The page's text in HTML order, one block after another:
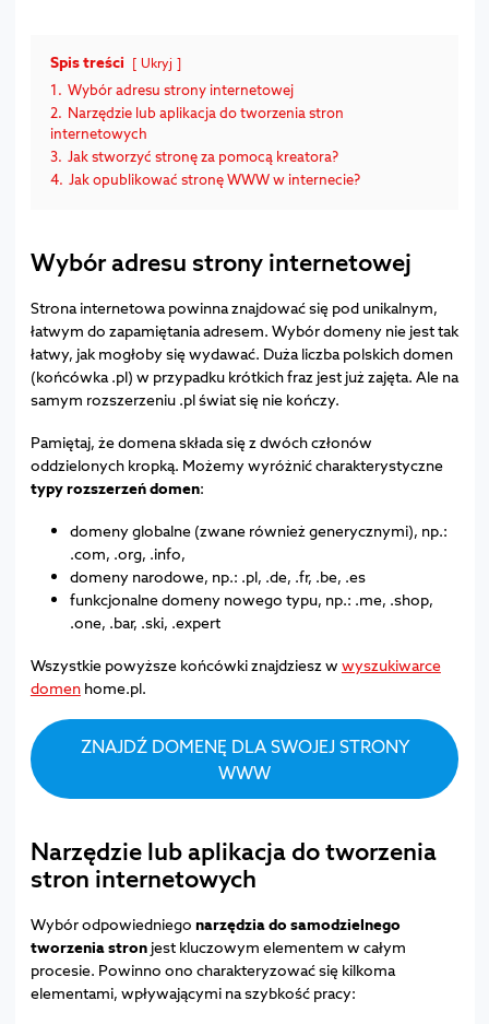
Spis treści Ukryj
1. Wybór adresu strony internetowej
2. Narzędzie lub aplikacja do tworzenia stron
internetowych
3. Jak stworzyć stronę za pomocą kreatora?
4. Jak opublikować stronę WWW w internecie?
Wybór adresu strony internetowej
Strona internetowa powinna znajdować się pod unikalnym,
łatwym do zapamiętania adresem. Wybór domeny nie jest tak
łatwy, jak mogłoby się wydawać. Duża liczba polskich domen
(końcówka .pl) w przypadku krótkich fraz jest już zajęta. Ale na
samym rozszerzeniu .pl świat się nie kończy.
Pamiętaj, że domena składa się z dwóch członów
oddzielonych kropką. Możemy wyróżnić charakterystyczne
typy rozszerzeń domen:
domeny globalne (zwane również generycznymi), np.:
.com, .org, .info,
domeny narodowe, np.: .pl, .de, .fr, .be, .es
funkcjonalne domeny nowego typu, np.: .me, .shop,
.one, .bar, .ski, .expert
Wszystkie powyższe końcówki znajdziesz w wyszukiwarce
domenhome.pl.
ZNAJDŹ DOMENĘ DLA SWOJEJ STRONY
WWW
Narzędzie lub aplikacja do tworzenia
stron internetowych
Wybór odpowiedniego narzędzia do samodzielnego
tworzenia stronjest kluczowym elementem w całym
procesie. Powinno ono charakteryzować się kilkoma
elementami, wpływającymi na szybkość pracy: